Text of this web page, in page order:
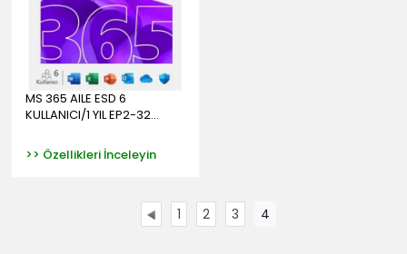
MS 365 AILE ESD 6
KULLANICI/1 YIL EP2-32...
>> Özellikleri İnceleyin
1 2 3 4